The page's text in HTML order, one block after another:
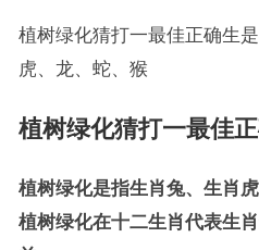
植树绿化猜打一最佳正确生
虎、龙、蛇、猴
植树绿化猜打一最佳
植树绿化是指生肖兔、生肖虎
植树绿化在十二生肖代表生